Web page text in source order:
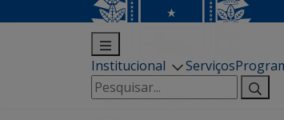
Institucional Serviços
Pesquisar
por: